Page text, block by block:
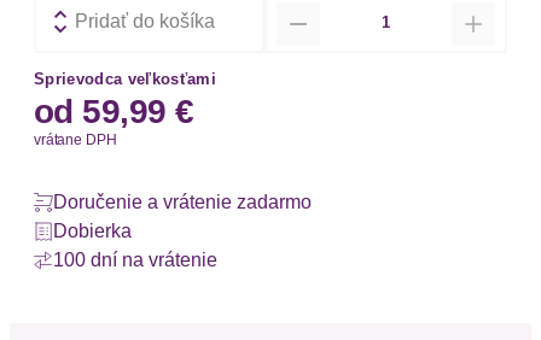
Pridať do košíka
Sprievodca veľkosťami
od 59,99 €
vrátane DPH
Doručenie a vrátenie zadarmo
Dobierka
100 dní na vrátenie